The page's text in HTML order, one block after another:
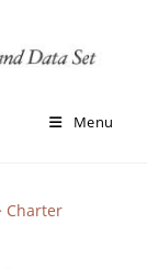
Menu
Charter